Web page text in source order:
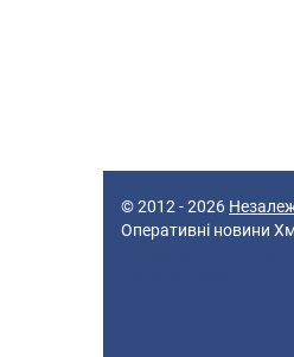
© 2012 - 2026
Оперативні новини